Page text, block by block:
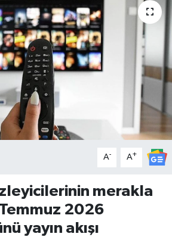
A- A+
merakla
2026
yayın akışı